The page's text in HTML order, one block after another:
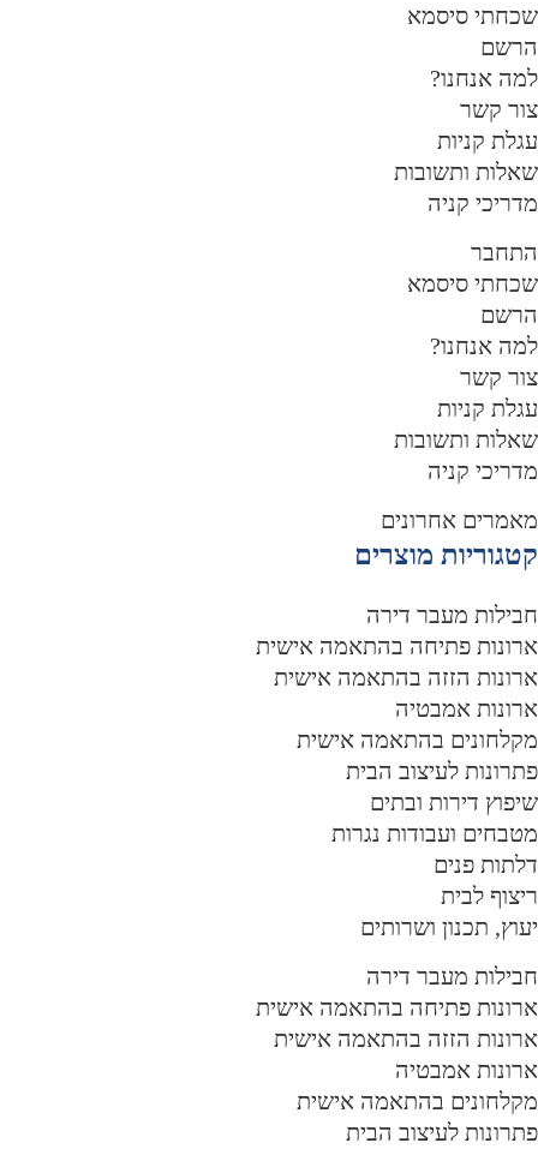
סיסמא
אנחנו?
קשר
קניות
ותשובות
קניה
סיסמא
אנחנו?
קשר
קניות
ותשובות
קניה
אחרונים
מוצרים
מעבר דירה
פתיחה בהתאמה אישית
הזזה בהתאמה אישית
אמבטיה
בהתאמה אישית
לעיצוב הבית
דירות ובתים
ועבודות נגרות
פנים
לבית
תכנון ושרותים
מעבר דירה
פתיחה בהתאמה אישית
הזזה בהתאמה אישית
אמבטיה
בהתאמה אישית
לעיצוב הבית